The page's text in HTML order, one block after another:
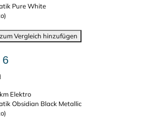
Pure White
zum Vergleich hinzufügen
6
Elektro
Obsidian Black Metallic